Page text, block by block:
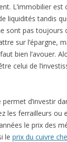
L’immobilier est
liquidités tandis
sont pas toujours
sur l’épargne,
bien l’avouer.
celui de
d’investir
les ferrailleurs ou
le prix des
le prix du cuivre